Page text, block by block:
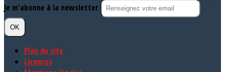
Je m'abonne à la newsletter
OK
Plan du site
Licences